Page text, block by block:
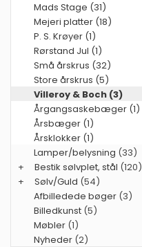
Mads Stage (31)
Mejeri platter (18)
P. S. Krøyer (1)
Rørstand Jul (1)
Små årskrus (32)
Store årskrus (5)
Villeroy & Boch (3)
Årgangsaskebæger (1)
Årsbæger (1)
Årsklokker (1)
Lamper/belysning (33)
+
Bestik sølvplet, stål (120)
+
Sølv/Guld (54)
Afbilledede bøger (3)
Billedkunst (5)
Møbler (1)
Nyheder (2)